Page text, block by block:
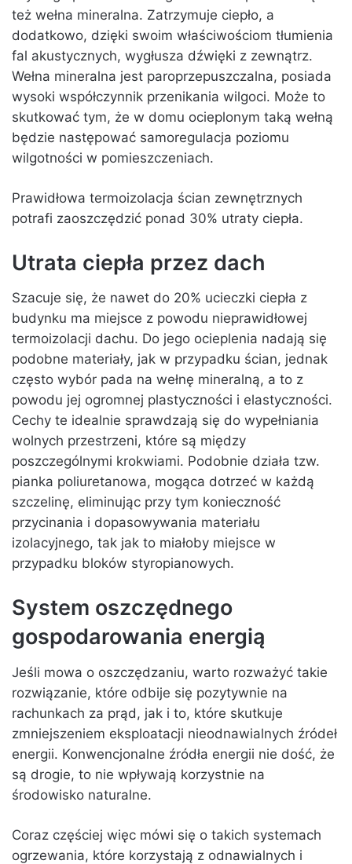
też wełna mineralna. Zatrzymuje ciepło, a
dodatkowo, dzięki swoim właściwościom tłumienia
fal akustycznych, wygłusza dźwięki z zewnątrz.
Wełna mineralna jest paroprzepuszczalna, posiada
wysoki współczynnik przenikania wilgoci. Może to
skutkować tym, że w domu ocieplonym taką wełną
będzie następować samoregulacja poziomu
wilgotności w pomieszczeniach.
Prawidłowa termoizolacja ścian zewnętrznych
potrafi zaoszczędzić ponad 30% utraty ciepła.
Utrata ciepła przez dach
Szacuje się, że nawet do 20% ucieczki ciepła z
budynku ma miejsce z powodu nieprawidłowej
termoizolacji dachu. Do jego ocieplenia nadają się
podobne materiały, jak w przypadku ścian, jednak
często wybór pada na wełnę mineralną, a to z
powodu jej ogromnej plastyczności i elastyczności.
Cechy te idealnie sprawdzają się do wypełniania
wolnych przestrzeni, które są między
poszczególnymi krokwiami. Podobnie działa tzw.
pianka poliuretanowa, mogąca dotrzeć w każdą
szczelinę, eliminując przy tym konieczność
przycinania i dopasowywania materiału
izolacyjnego, tak jak to miałoby miejsce w
przypadku bloków styropianowych.
System oszczędnego
gospodarowania energią
Jeśli mowa o oszczędzaniu, warto rozważyć takie
rozwiązanie, które odbije się pozytywnie na
rachunkach za prąd, jak i to, które skutkuje
zmniejszeniem eksploatacji nieodnawialnych źródeł
energii. Konwencjonalne źródła energii nie dość, że
są drogie, to nie wpływają korzystnie na
środowisko naturalne.
Coraz częściej więc mówi się o takich systemach
ogrzewania, które korzystają z odnawialnych i